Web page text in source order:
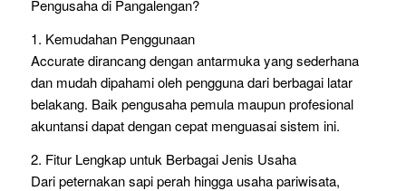
Pengusaha di Pangalengan?
1. Kemudahan Penggunaan
Accurate dirancang dengan antarmuka yang sederhana
dan mudah dipahami oleh pengguna dari berbagai latar
belakang. Baik pengusaha pemula maupun profesional
akuntansi dapat dengan cepat menguasai sistem ini.
2. Fitur Lengkap untuk Berbagai Jenis Usaha
Dari peternakan sapi perah hingga usaha pariwisata,